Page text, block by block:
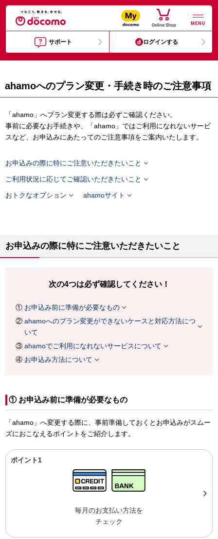
MENU
サポート ログインする
ahamoへのプラン変更・手続き時のご注意事項
「ahamo」へプラン変更する際は必ずご確認ください。
事前に必要なお手続きや、「ahamo」ではご利用になれないサービ
スなど、お申込みにあたってのご注意事項をご案内いたします。
お申込みの際に特にご注意いただきたいこと 
ご利用状況に応じてご確認いただきたいこと 
おトクなオプション  ahamoサイト 
お申込みの際に特にご注意いただきたいこと
次の4つは必ず確認してください！
お申込み前に準備が必要なもの
ahamoへのプラン変更ができないケースと対応方法につ
いて

ahamoでご利用になれないサービスについて 
お申込み方法について 
① お申込み前に準備が必要なもの
「ahamo」へ変更する際に、事前準備しておくとお申込みがスムー
ズにおこなえるポイントをご紹介します。
ポイント1
毎月のお支払い方法を
チェック